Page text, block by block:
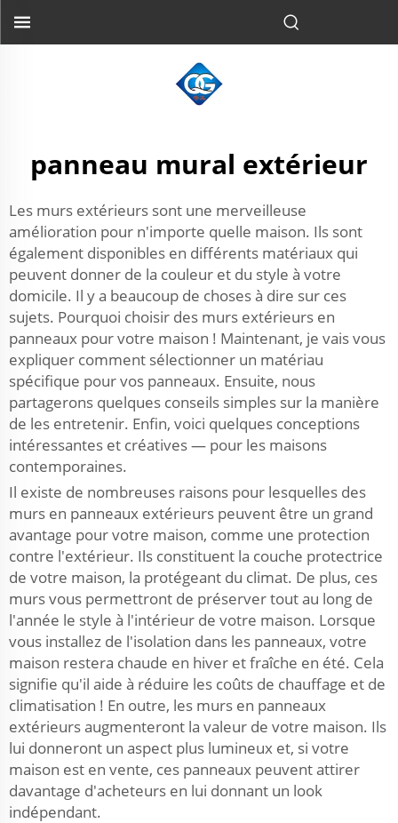
panneau mural extérieur
Les murs extérieurs sont une merveilleuse
amélioration pour n'importe quelle maison. Ils sont
également disponibles en différents matériaux qui
peuvent donner de la couleur et du style à votre
domicile. Il y a beaucoup de choses à dire sur ces
sujets. Pourquoi choisir des murs extérieurs en
panneaux pour votre maison ! Maintenant, je vais vous
expliquer comment sélectionner un matériau
spécifique pour vos panneaux. Ensuite, nous
partagerons quelques conseils simples sur la manière
de les entretenir. Enfin, voici quelques conceptions
intéressantes et créatives — pour les maisons
contemporaines.
Il existe de nombreuses raisons pour lesquelles des
murs en panneaux extérieurs peuvent être un grand
avantage pour votre maison, comme une protection
contre l'extérieur. Ils constituent la couche protectrice
de votre maison, la protégeant du climat. De plus, ces
murs vous permettront de préserver tout au long de
l'année le style à l'intérieur de votre maison. Lorsque
vous installez de l'isolation dans les panneaux, votre
maison restera chaude en hiver et fraîche en été. Cela
signifie qu'il aide à réduire les coûts de chauffage et de
climatisation ! En outre, les murs en panneaux
extérieurs augmenteront la valeur de votre maison. Ils
lui donneront un aspect plus lumineux et, si votre
maison est en vente, ces panneaux peuvent attirer
davantage d'acheteurs en lui donnant un look
indépendant.